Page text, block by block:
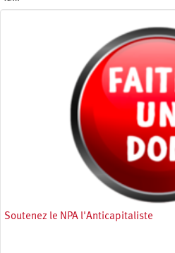
Soutenez le NPA l'Anticapitaliste